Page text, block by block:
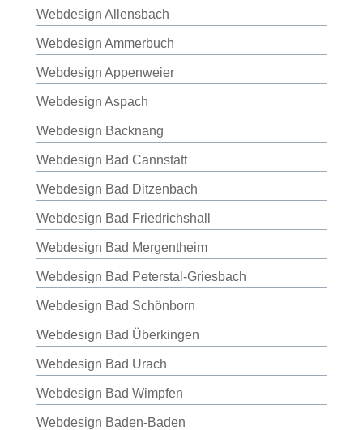
Webdesign Allensbach
Webdesign Ammerbuch
Webdesign Appenweier
Webdesign Aspach
Webdesign Backnang
Webdesign Bad Cannstatt
Webdesign Bad Ditzenbach
Webdesign Bad Friedrichshall
Webdesign Bad Mergentheim
Webdesign Bad Peterstal-Griesbach
Webdesign Bad Schönborn
Webdesign Bad Überkingen
Webdesign Bad Urach
Webdesign Bad Wimpfen
Webdesign Baden-Baden